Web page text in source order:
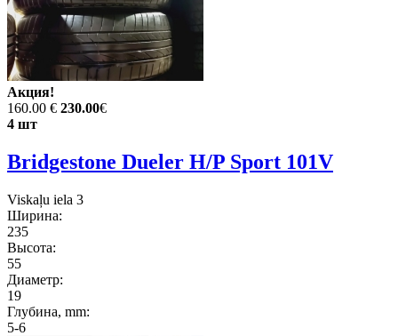
Акция!
160.00 € 230.00€
4 шт
Bridgestone Dueler H/P Sport 101V
Viskaļu iela 3
Ширина:
235
Высота:
55
Диаметр:
19
Глубина, mm:
5-6